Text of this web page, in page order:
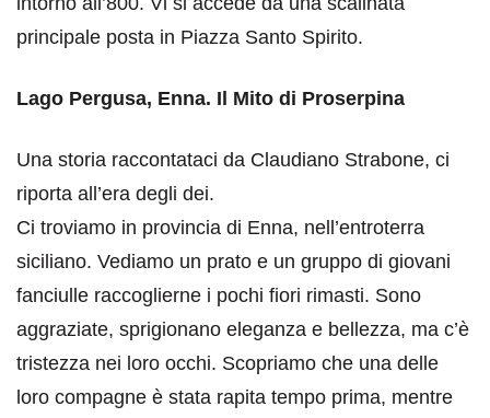
principale posta in Piazza Santo Spirito.
Lago Pergusa, Enna. Il Mito di Proserpina
Una storia raccontataci da Claudiano Strabone, ci
riporta all’era degli dei.
Ci troviamo in provincia di Enna, nell’entroterra
siciliano. Vediamo un prato e un gruppo di giovani
fanciulle raccoglierne i pochi fiori rimasti. Sono
aggraziate, sprigionano eleganza e bellezza, ma c’è
tristezza nei loro occhi. Scopriamo che una delle
loro compagne è stata rapita tempo prima, mentre